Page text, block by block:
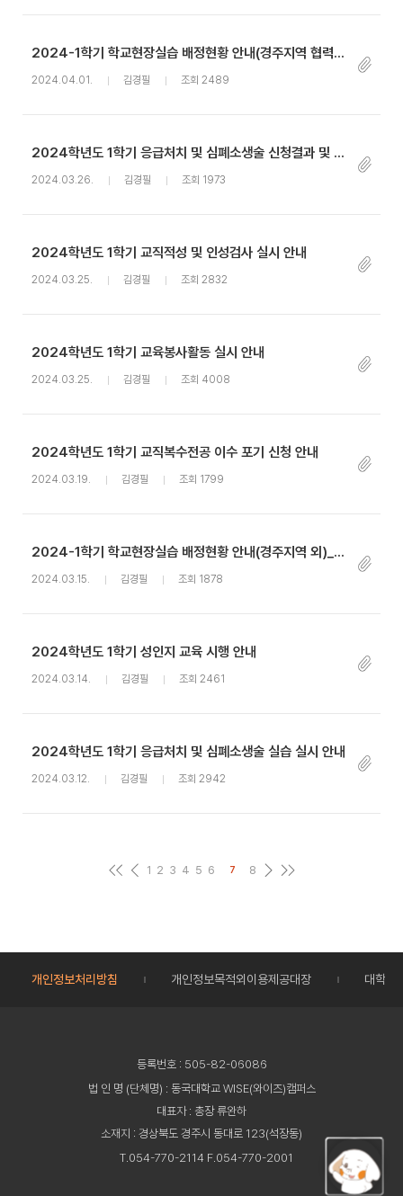
2024-1학기 학교현장실습 배정현황 안내(경주지역 협력학교)_2차
2024.04.01. 김경필 조회 2489
2024학년도 1학기 응급처치 및 심폐소생술 신청결과 및 실습 진행 안내
2024.03.26. 김경필 조회 1973
2024학년도 1학기 교직적성 및 인성검사 실시 안내
2024.03.25. 김경필 조회 2832
2024학년도 1학기 교육봉사활동 실시 안내
2024.03.25. 김경필 조회 4008
2024학년도 1학기 교직복수전공 이수 포기 신청 안내
2024.03.19. 김경필 조회 1799
2024-1학기 학교현장실습 배정현황 안내(경주지역 외)_1차
2024.03.15. 김경필 조회 1878
2024학년도 1학기 성인지 교육 시행 안내
2024.03.14. 김경필 조회 2461
2024학년도 1학기 응급처치 및 심폐소생술 실습 실시 안내
2024.03.12. 김경필 조회 2942
1 2 3 4 5 6 7 8
개인정보처리방침 개인정보목적외이용제공대장 대학정
등록번호 : 505-82-06086
법 인 명 (단체명) : 동국대학교 WISE(와이즈)캠퍼스
대표자 : 총장 류완하
소재지 : 경상북도 경주시 동대로 123(석장동)
T.054-770-2114 F.054-770-2001